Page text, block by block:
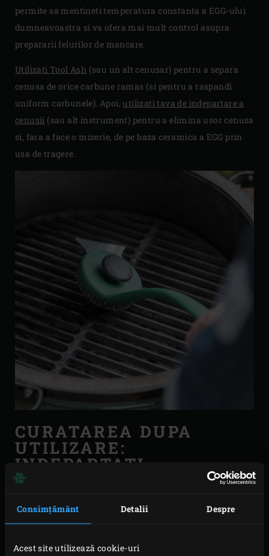
Consimțământ Detalii Despre
Acest site utilizează cookie-uri
permite sa mentineti temperatura constanta a EGG-ului
dumneavoastra si va ofera mai mult control asupra
prepararii felurilor de mancare.
Utilizati Tool Ash (sau un alt cenusar) pentru a separa
cenusa de orice carbune ramas (si pentru a raspandi
uniform carbunele). Apoi, utilizati tava de indepartare a
cenusii (sau alt instrument) pentru a elimina usor cenusa
si, fara a face o mizerie, de pe baza ceramica a EGG prin
usa de tragere.
CURATAREA DUPA
UTILIZARE:
INDEPARTATI
RESTURILE DE
Dupa gatire, eliminati intotdeauna resturile de alimente
din EGG si / sau de pe grila EGG. Indepartati-le prin